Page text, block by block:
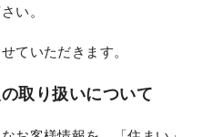
い。
ていただきます。
取り扱いについて